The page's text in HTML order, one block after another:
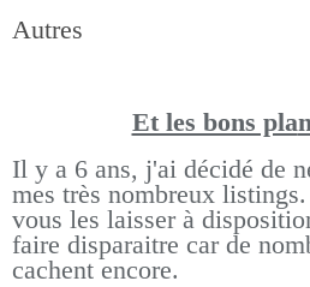
Autres
Et les bons pla
Il y a 6 ans, j'ai décidé de
mes très nombreux listings.
vous les laisser à
faire disparaitre car de
cachent encore.